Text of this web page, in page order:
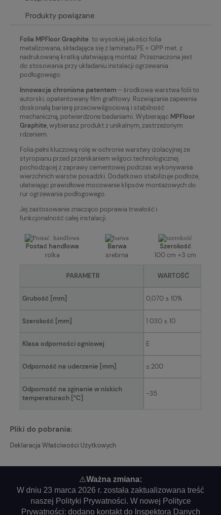
Produkty powiązane
Folia MPFloorGraphite to wysokiej jakości folia
metalizowana, składająca się z laminatu PE + OPP met. z
nadrukowaną kratką ułatwiającą montaż. Przeznaczona jest
do stosowania przy układaniu instalacji ogrzewania
podłogowego.
Innowacja chroniona patentem – środkowa warstwa folii to
autorski, opatentowany film grafitowy. Rozwiązanie zapewnia
doskonałą barierę przeciwwilgociową i stabilność
mechaniczną, potwierdzone badaniami. Wybierając MPFloor
Graphite, wybierasz produkt z unikalnym, zastrzeżonym
rdzeniem.
Folia pełni kluczową rolę w ochronie warstwy izolacyjnej ze
styropianu przed przenikaniem wilgoci technologicznej
pochodzącej z zaprawy cementowej podczas wykonywania
wierzchnich warstw posadzki. Dodatkowo stabilizuje podłoże,
ułatwiając prawidłowe mocowanie klipsów montażowych do
rur ogrzewania podłogowego.
Jej zastosowanie znacząco poprawia trwałość i
funkcjonalność całej instalacji.
Postać handlowa
rolka
Barwa
srebrna
Szerokość
100 cm +3 cm
PARAMETR WARTOŚĆ
Grubość [mm] 0,070 ± 10%
Szerokość [mm] 1 030 ± 10
Klasa odporności ogniowej E
Odporność na uderzenie [mm] ≤ 200
Odporność na zginanie w niskich
temperaturach [°C]
-35
Pliki do pobrania:
Deklaracja Właściwości Użytkowych
⚠️Ważna zmiana:
W dniu 23 marca 2026 r. została zaktualizowana treść
naszej Polityki Prywatności. W nowej Polityce
Prywatności: dodano kontakt do Inspektora Danych